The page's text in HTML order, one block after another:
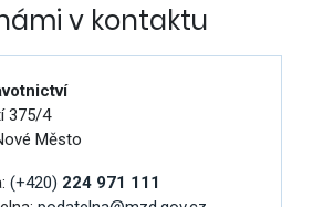
v kontaktu
375/4
Město
(+420) 224 971 111